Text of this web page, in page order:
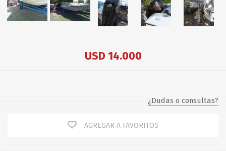
USD 14.000
¿Dudas o consultas?
AGREGAR A FAVORITOS